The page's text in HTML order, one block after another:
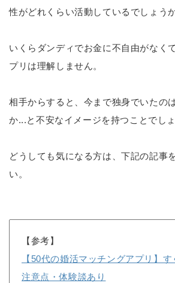
性がどれくらい活動しているでしょう
いくらダンディでお金に不自由がなく
プリは理解しません。
相手からすると、今まで独身でいたの
か...と不安なイメージを持つことでしょ
どうしても気になる方は、下記の記事
い。
【参考】
【50代の婚活マッチングアプリ】す
注意点・体験談あり